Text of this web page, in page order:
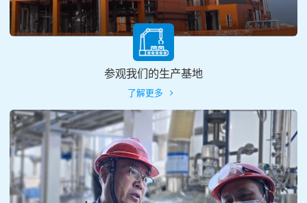
参观我们的生产基地
了解更多